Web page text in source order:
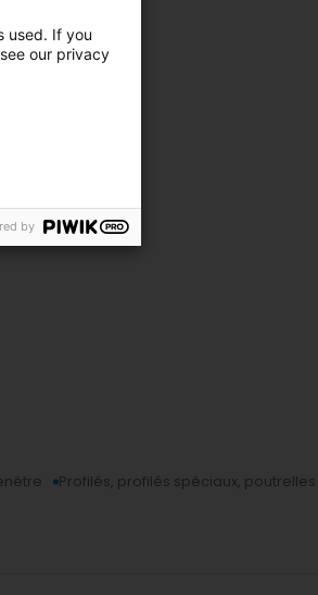
Profilés, profilés spéciaux,
used. If you
our privacy
by